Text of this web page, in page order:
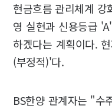
현금흐름 관리체계 강
영 실현과 신용등급
하겠다는 계획이다.
(부정적)'다.
BS한양 관계자는 "수